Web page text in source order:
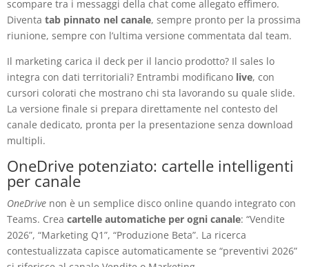
scompare tra i messaggi della chat come allegato effimero.
Diventa tab pinnato nel canale, sempre pronto per la prossima
riunione, sempre con l’ultima versione commentata dal team.
Il marketing carica il deck per il lancio prodotto? Il sales lo
integra con dati territoriali? Entrambi modificano live, con
cursori colorati che mostrano chi sta lavorando su quale slide.
La versione finale si prepara direttamente nel contesto del
canale dedicato, pronta per la presentazione senza download
multipli.
OneDrive potenziato: cartelle intelligenti
per canale
OneDrive non è un semplice disco online quando integrato con
Teams. Crea cartelle automatiche per ogni canale: “Vendite
2026”, “Marketing Q1”, “Produzione Beta”. La ricerca
contestualizzata capisce automaticamente se “preventivi 2026”